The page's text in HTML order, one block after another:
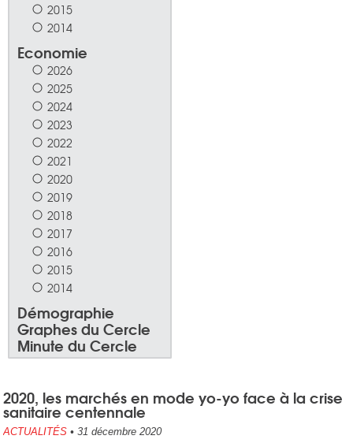
2015
2014
Economie
2026
2025
2024
2023
2022
2021
2020
2019
2018
2017
2016
2015
2014
Démographie
Graphes du Cercle
Minute du Cercle
2020, les marchés en mode yo-yo face à la crise
sanitaire centennale
ACTUALITÉS • 31 décembre 2020